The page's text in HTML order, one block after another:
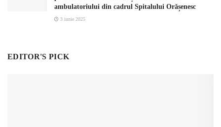
ambulatoriului din cadrul Spitalului Orășenesc
3 iunie 2025
EDITOR'S PICK